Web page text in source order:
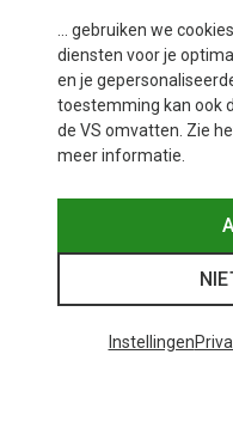
Mogelijk... gebruiken we
diensten voor je
en je
toestemming kan ook
de VS omvatten. Zie
meer informatie.
Instellingen